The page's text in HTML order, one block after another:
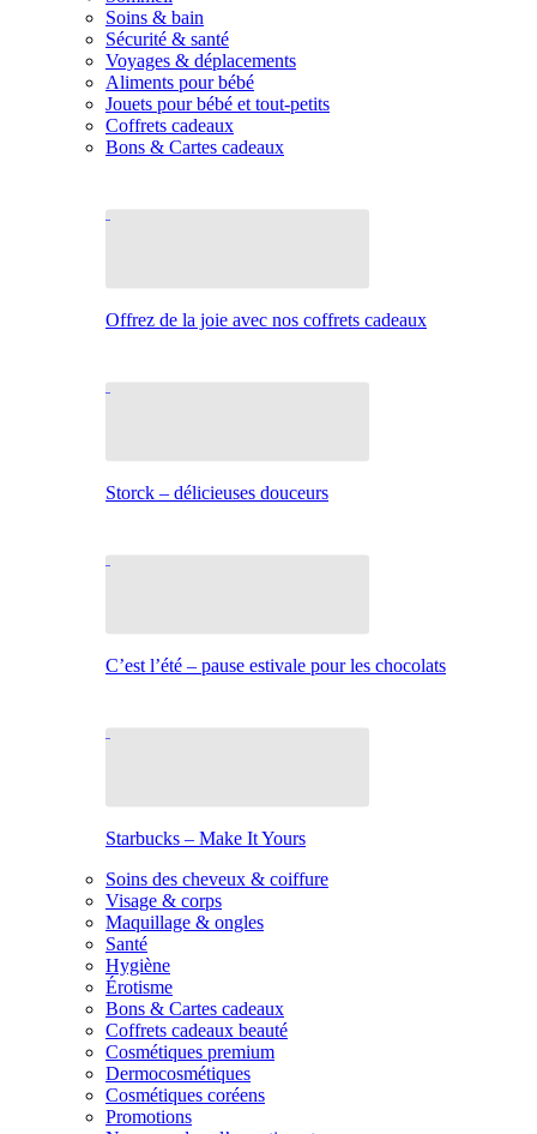
Soins & bain
Sécurité & santé
Voyages & déplacements
Aliments pour bébé
Jouets pour bébé et tout-petits
Coffrets cadeaux
Bons & Cartes cadeaux
Offrez de la joie avec nos coffrets cadeaux
Storck – délicieuses douceurs
C’est l’été – pause estivale pour les chocolats
Starbucks – Make It Yours
Soins des cheveux & coiffure
Visage & corps
Maquillage & ongles
Santé
Hygiène
Érotisme
Bons & Cartes cadeaux
Coffrets cadeaux beauté
Cosmétiques premium
Dermocosmétiques
Cosmétiques coréens
Promotions